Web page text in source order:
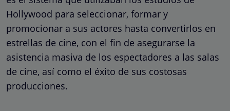
Hollywood para seleccionar, formar y
promocionar a sus actores hasta convertirlos en
estrellas de cine, con el fin de asegurarse la
asistencia masiva de los espectadores a las salas
de cine, así como el éxito de sus costosas
producciones.